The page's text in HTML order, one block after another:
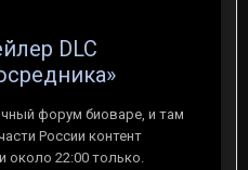
DLC
форум биоваре, и там
России контент
около 22:00 только.